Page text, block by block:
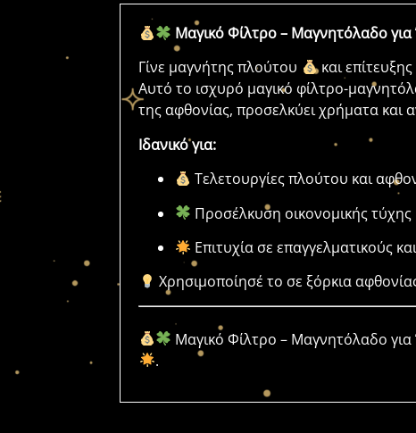
Μαγικό Φίλτρο – Μαγνητόλαδο
Γίνε μαγνήτης πλούτου
και
Αυτό το ισχυρό μαγικό φίλτρο-
της αφθονίας, προσελκύει χρήματα και
Ιδανικό για:
Τελετουργίες πλούτου και
Προσέλκυση οικονομικής τύχης
Επιτυχία σε επαγγελματικούς
Χρησιμοποίησέ το σε ξόρκια
Μαγικό Φίλτρο – Μαγνητόλαδο
.